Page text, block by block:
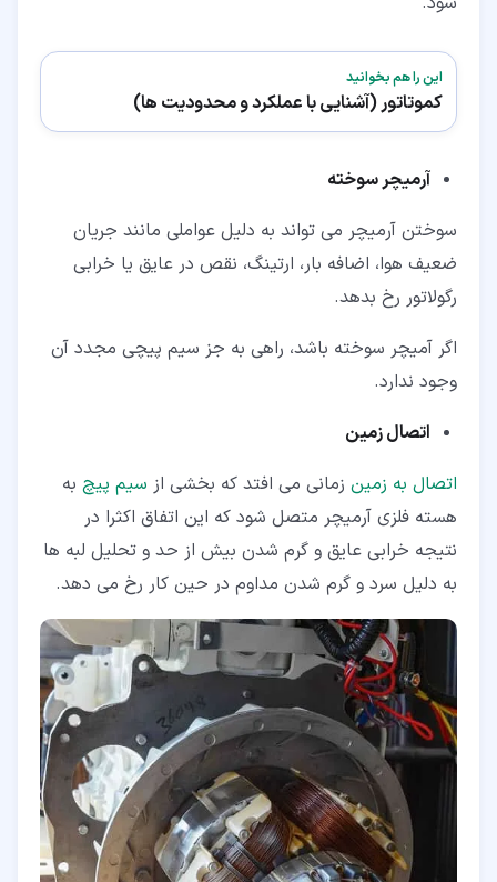
این را هم بخوانید
کموتاتور (آشنایی با عملکرد و محدودیت ها)
آرمیچر سوخته
سوختن آرمیچر می تواند به دلیل عواملی مانند جریان
ضعیف هوا، اضافه بار، ارتینگ، نقص در عایق یا خرابی
رگولاتور رخ بدهد.
اگر آمیچر سوخته باشد، راهی به جز سیم پیچی مجدد آن
وجود ندارد.
اتصال زمین
اتصال به زمین زمانی می افتد که بخشی از سیم پیچ به
هسته فلزی آرمیچر متصل شود که این اتفاق اکثرا در
نتیجه خرابی عایق و گرم شدن بیش از حد و تحلیل لبه ها
به دلیل سرد و گرم شدن مداوم در حین کار رخ می دهد.